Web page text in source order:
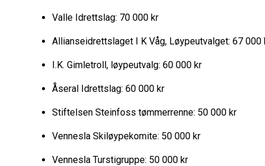
Valle Idrettslag: 70 000 kr
Allianseidrettslaget I K Våg, Løypeutvalget: 67 000
I.K. Gimletroll, løypeutvalg: 60 000 kr
Åseral Idrettslag: 60 000 kr
Stiftelsen Steinfoss tømmerrenne: 50 000 kr
Vennesla Skiløypekomite: 50 000 kr
Vennesla Turstigruppe: 50 000 kr